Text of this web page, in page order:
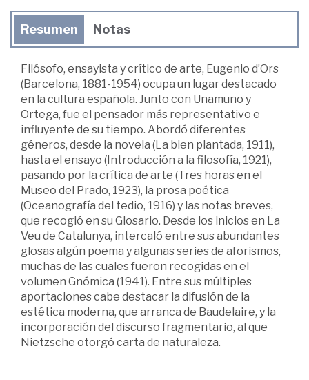
Resumen Notas
Filósofo, ensayista y crítico de arte, Eugenio d’Ors
(Barcelona, 1881-1954) ocupa un lugar destacado
en la cultura española. Junto con Unamuno y
Ortega, fue el pensador más representativo e
influyente de su tiempo. Abordó diferentes
géneros, desde la novela (La bien plantada, 1911),
hasta el ensayo (Introducción a la filosofía, 1921),
pasando por la crítica de arte (Tres horas en el
Museo del Prado, 1923), la prosa poética
(Oceanografía del tedio, 1916) y las notas breves,
que recogió en su Glosario. Desde los inicios en La
Veu de Catalunya, intercaló entre sus abundantes
glosas algún poema y algunas series de aforismos,
muchas de las cuales fueron recogidas en el
volumen Gnómica (1941). Entre sus múltiples
aportaciones cabe destacar la difusión de la
estética moderna, que arranca de Baudelaire, y la
incorporación del discurso fragmentario, al que
Nietzsche otorgó carta de naturaleza.